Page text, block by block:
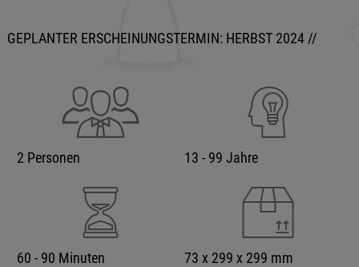
GEPLANTER ERSCHEINUNGSTERMIN: HERBST 2024 //
2 Personen 13 - 99 Jahre
60 - 90 Minuten 73 x 299 x 299 mm